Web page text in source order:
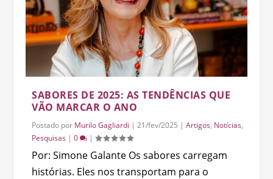
SABORES DE 2025: AS TENDÊNCIAS QUE
VÃO MARCAR O ANO
Postado por Murilo Gagliardi |21/fev/2025 |Artigos, Notícias,
Pesquisas |0 |
Por: Simone Galante Os sabores carregam
histórias. Eles nos transportam para o